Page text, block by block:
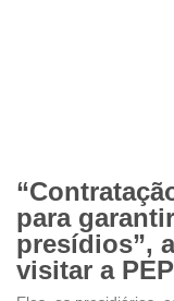
para
presídios”,
visitar a